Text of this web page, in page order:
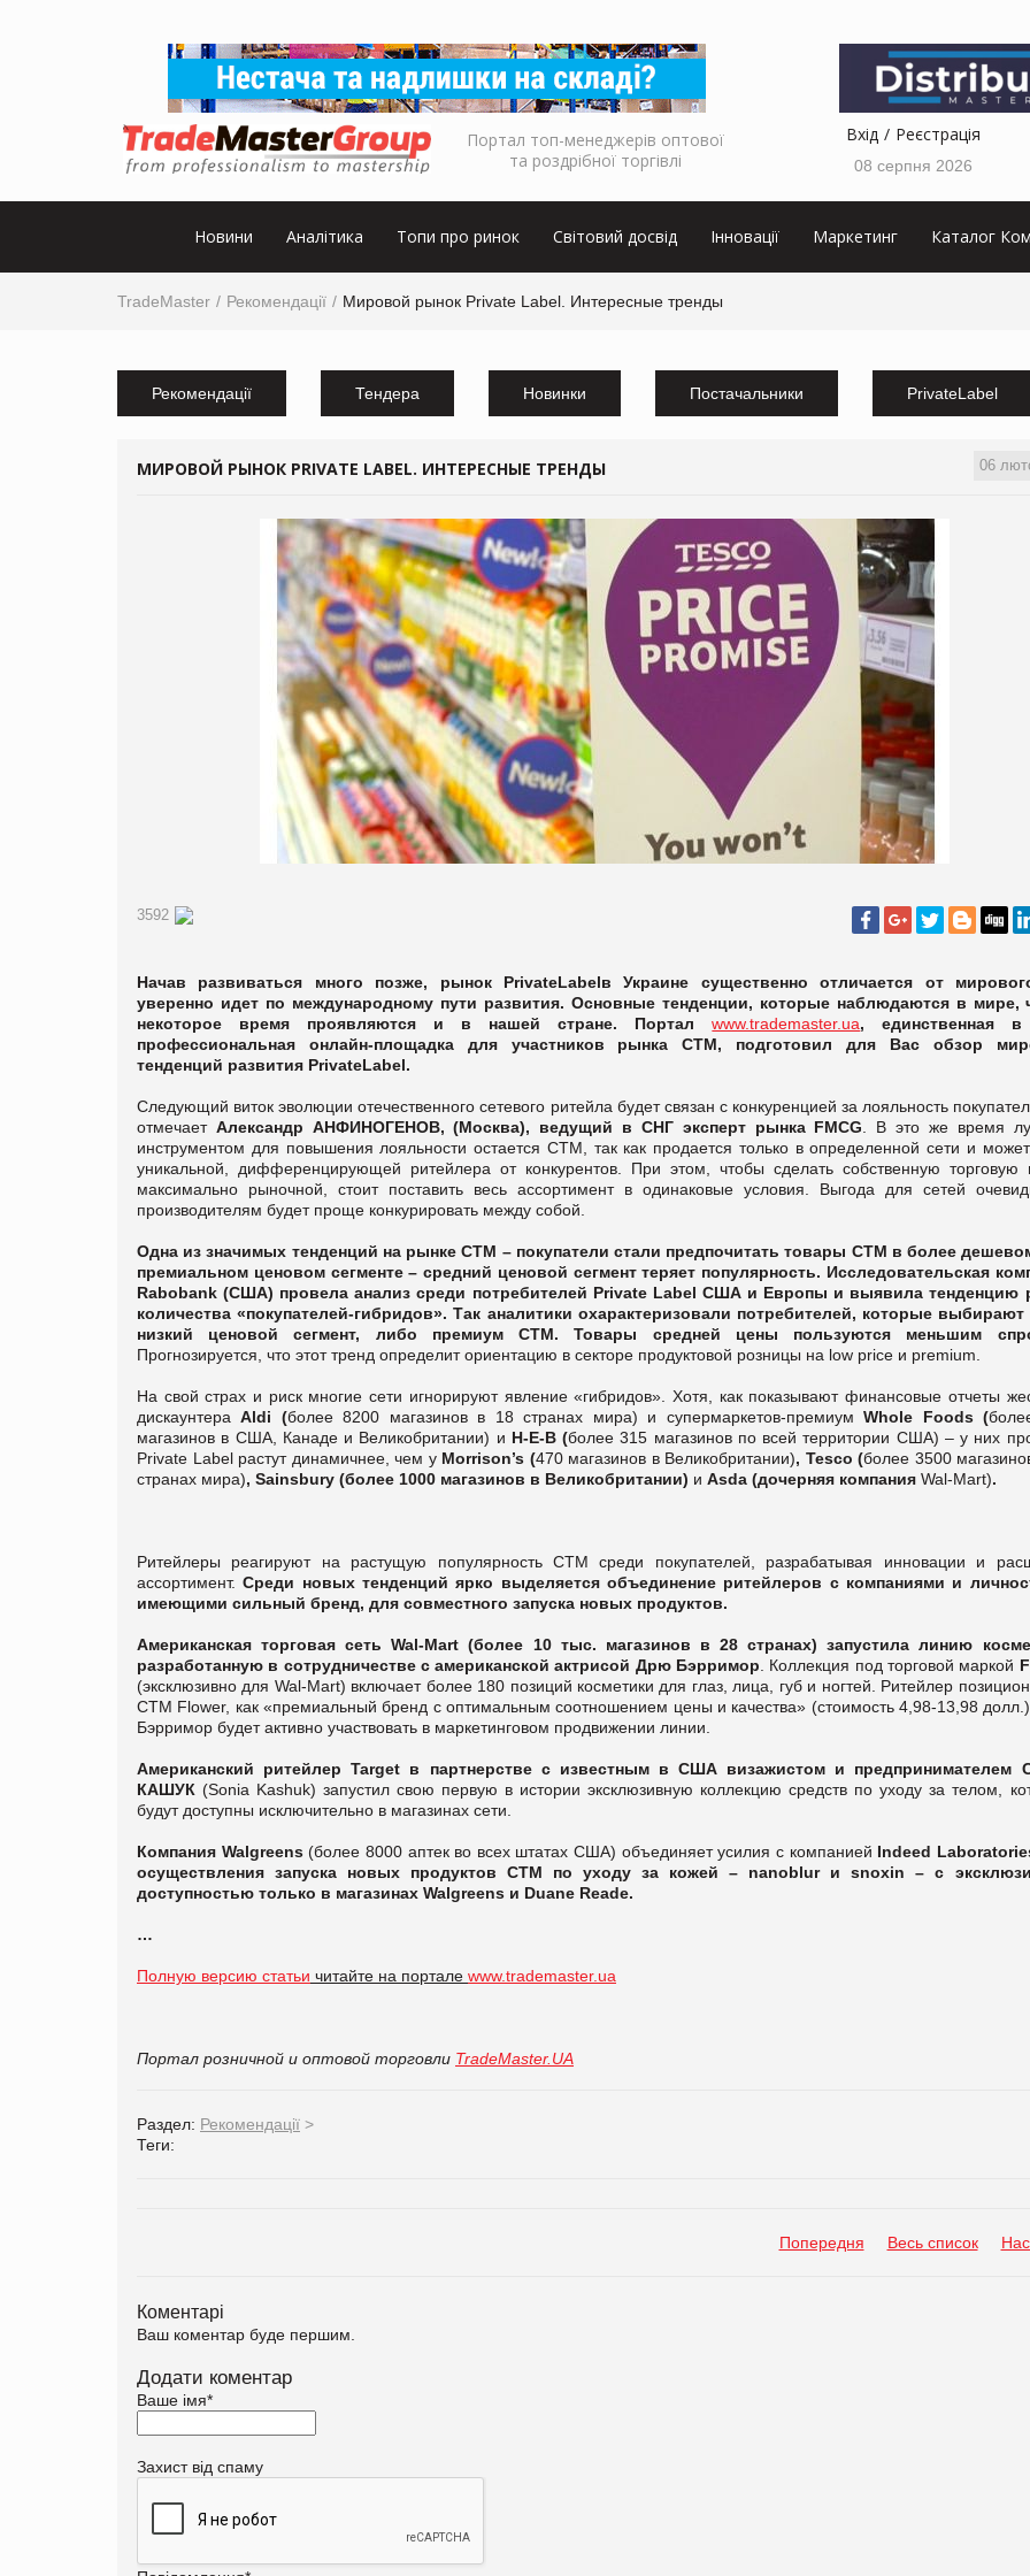
Портал топ-менеджерів оптової
та роздрібної торгівлі
Вхід Реєстрація
08 серпня 2026
Новини Аналітика Топи про ринок Світовий досвід Інновації Маркетинг Каталог
TradeMaster Рекомендації Мировой рынок Private Label. Интересные тренды
Рекомендації Тендера Новинки Постачальники PrivateLabel
06
МИРОВОЙ РЫНОК PRIVATE LABEL. ИНТЕРЕСНЫЕ ТРЕНДЫ
3592
Начав развиваться много позже, рынок PrivateLabelв Украине существенно отличается от
уверенно идет по международному пути развития. Основные тенденции, которые наблюдаются в мире,
некоторое время проявляются и в нашей стране. Порталwww.trademaster.ua, единственная
профессиональная онлайн-площадка для участников рынка СТМ, подготовил для Вас обзор
тенденций развития PrivateLabel.
Следующий виток эволюции отечественного сетевого ритейла будет связан с конкуренцией за лояльность
отмечаетАлександр АНФИНОГЕНОВ, (Москва), ведущий в СНГ эксперт рынка FMCG . В это же время
инструментом для повышения лояльности остается СТМ, так как продается только в определенной сети и
уникальной, дифференцирующей ритейлера от конкурентов. При этом, чтобы сделать собственную торговую
максимально рыночной, стоит поставить весь ассортимент в одинаковые условия. Выгода для сетей
производителям будет проще конкурировать между собой.
Одна из значимых тенденций на рынке СТМ – покупатели стали предпочитать товары СТМ в более
премиальном ценовом сегменте – средний ценовой сегмент теряет популярность. Исследовательская
Rabobank (США) провела анализ среди потребителей Private Label США и Европы и выявила тенденцию
количества «покупателей-гибридов». Так аналитики охарактеризовали потребителей, которые
низкий ценовой сегмент, либо премиум СТМ. Товары средней цены пользуются меньшим
Прогнозируется, что этот тренд определит ориентацию в секторе продуктовой розницы на low price и premium.
На свой страх и риск многие сети игнорируют явление «гибридов». Хотя, как показывают финансовые отчеты
дискаунтераAldi (более 8200 магазинов в 18 странах мира) и супермаркетов-премиумWhole Foods (
магазинов в США, Канаде и Великобритании) и H-E-B (более 315 магазинов по всей территории США) – у них
Private Label растут динамичнее, чем у Morrison’s (470 магазинов в Великобритании), Tesco (более 3500
странах мира), Sainsbury (более 1000 магазинов в Великобритании) и Asda (дочерняя компания Wal-Mart).
Ритейлеры реагируют на растущую популярность СТМ среди покупателей, разрабатывая инновации и
ассортимент.Среди новых тенденций ярко выделяется объединение ритейлеров с компаниями и
имеющими сильный бренд, для совместного запуска новых продуктов.
Американская торговая сеть Wal-Mart (более 10 тыс. магазинов в 28 странах) запустила линию
разработанную в сотрудничестве с американской актрисой Дрю Бэрримор . Коллекция под торговой маркой
(эксклюзивно для Wal-Mart) включает более 180 позиций косметики для глаз, лица, губ и ногтей. Ритейлер
СТМ Flower, как «премиальный бренд с оптимальным соотношением цены и качества» (стоимость 4,98-13,98
Бэрримор будет активно участвовать в маркетинговом продвижении линии.
Американский ритейлер Target в партнерстве с известным в США визажистом и предпринимателем
КАШУК (Sonia Kashuk) запустил свою первую в истории эксклюзивную коллекцию средств по уходу за телом,
будут доступны исключительно в магазинах сети.
Компания Walgreens(более 8000 аптек во всех штатах США) объединяет усилия с компанией Indeed
осуществления запуска новых продуктов СТМ по уходу за кожей – nanoblurиsnoxin – с
доступностью только в магазинах Walgreens и Duane Reade.
…
Полную версию статьи читайте на портале www.trademaster.ua
Портал розничной и оптовой торговли TradeMaster.UA
Раздел: Рекомендації >
Теги:
Попередня Весь список
Коментарі
Ваш коментар буде першим.
Додати коментар
Ваше імя*
Захист від спаму